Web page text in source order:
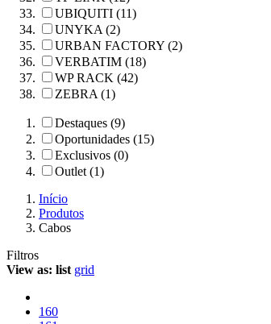
UBIQUITI (11)
UNYKA (2)
URBAN FACTORY (2)
VERBATIM (18)
WP RACK (42)
ZEBRA (1)
Destaques (9)
Oportunidades (15)
Exclusivos (0)
Outlet (1)
Início
Produtos
Cabos
Filtros
View as: list grid
160